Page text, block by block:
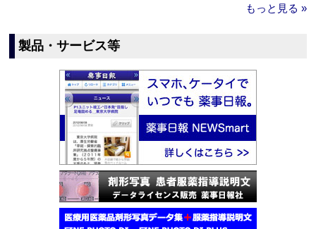
もっと見る »
製品・サービス等